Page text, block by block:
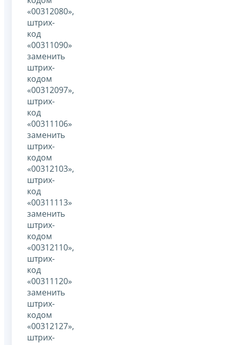
«00312080»,
штрих-
код
«00311090»
заменить
штрих-
кодом
«00312097»,
штрих-
код
«00311106»
заменить
штрих-
кодом
«00312103»,
штрих-
код
«00311113»
заменить
штрих-
кодом
«00312110»,
штрих-
код
«00311120»
заменить
штрих-
кодом
«00312127»,
штрих-